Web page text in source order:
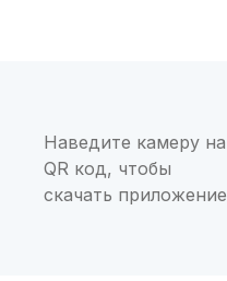
Наведите камеру на
QR код, чтобы
скачать приложение